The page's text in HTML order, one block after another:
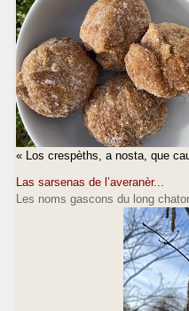
« Los crespèths, a nosta, que
Las sarsenas de l’averanèr...
Les noms gascons du long